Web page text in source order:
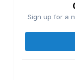
Sign up for a